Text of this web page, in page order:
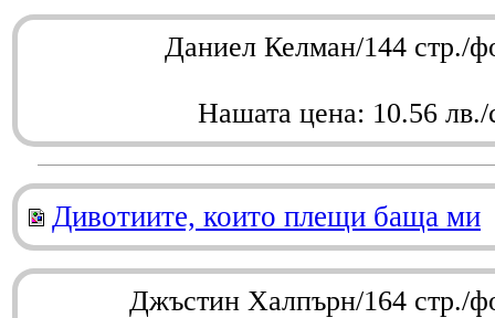
Даниел Келман/144 стр./
Нашата цена: 10.56 лв./
Дивотиите, които плещи баща ми
Джъстин Халпърн/164 стр./